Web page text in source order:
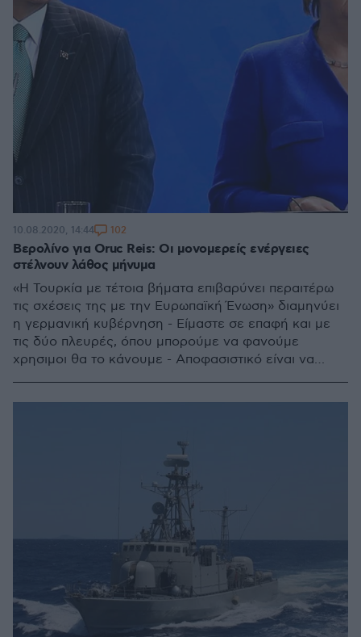
Βερολίνο για Oruc Reis: Οι μονομερείς ενέργειες
στέλνουν λάθος μήνυμα
«Η Τουρκία με τέτοια βήματα επιβαρύνει περαιτέρω
τις σχέσεις της με την Ευρωπαϊκή Ένωση» διαμηνύει
η γερμανική κυβέρνηση - Είμαστε σε επαφή και με
τις δύο πλευρές, όπου μπορούμε να φανούμε
χρησιμοι θα το κάνουμε - Αποφασιστικό είναι να
10.08.2020, 14:44 102